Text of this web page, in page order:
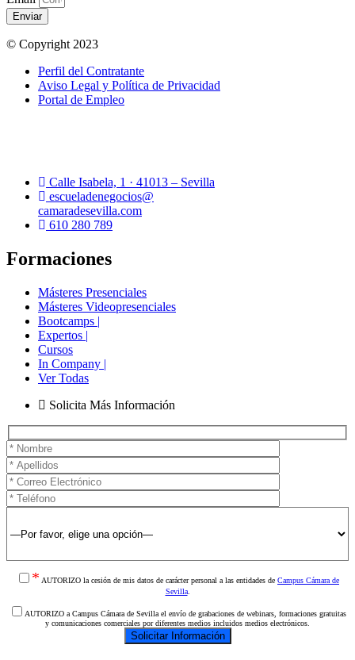
Enviar
© Copyright 2023
Perfil del Contratante
Aviso Legal y Política de Privacidad
Portal de Empleo
Calle Isabela, 1 · 41013 – Sevilla
escueladenegocios@
camaradesevilla.com
610 280 789
Formaciones
Másteres Presenciales
Másteres Videopresenciales
Bootcamps |
Expertos |
Cursos
In Company |
Ver Todas
Solicita Más Información
* AUTORIZO la cesión de mis datos de carácter personal a las entidades de Campus Cámara de
Sevilla.
AUTORIZO a Campus Cámara de Sevilla el envío de grabaciones de webinars, formaciones gratuitas
y comunicaciones comerciales por diferentes medios incluidos medios electrónicos.